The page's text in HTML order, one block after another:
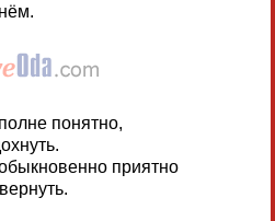
понятно,
приятно